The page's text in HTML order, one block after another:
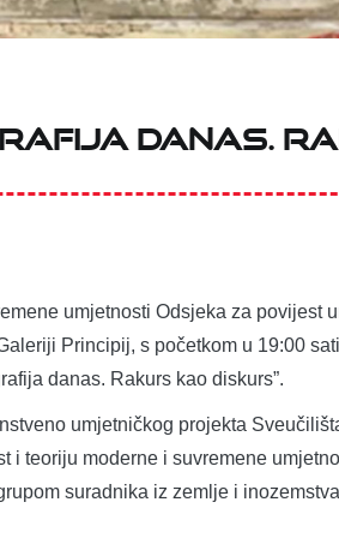
danas.
umjetnosti Odsjeka za povijest
Principij, s početkom u 19:00
danas. Rakurs kao diskurs”.
umjetničkog projekta
i teoriju moderne i suvremene
suradnika iz zemlje i